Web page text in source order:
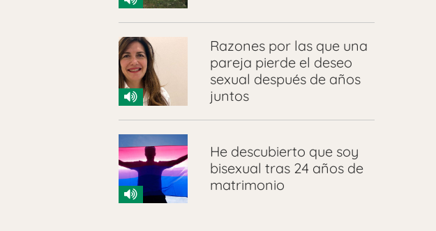
Razones por las que una
pareja pierde el deseo
sexual después de años
juntos
He descubierto que soy
bisexual tras 24 años de
matrimonio